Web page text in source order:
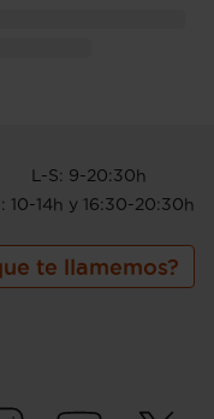
L-S: 9-20:30h
10-14h y 16:30-20:30h
te llamemos?